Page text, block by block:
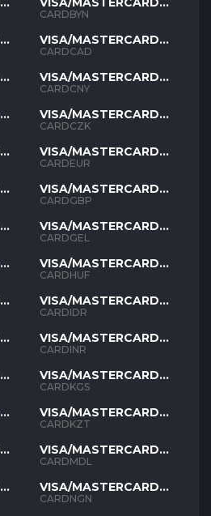
BYN
CARDBYN
VISA/MASTERCARD
CAD
CARDCAD
VISA/MASTERCARD
CNY
CARDCNY
VISA/MASTERCARD
CZK
CARDCZK
VISA/MASTERCARD
EUR
CARDEUR
VISA/MASTERCARD
GBP
CARDGBP
VISA/MASTERCARD
GEL
CARDGEL
VISA/MASTERCARD
HUF
CARDHUF
VISA/MASTERCARD
IDR
CARDIDR
VISA/MASTERCARD
INR
CARDINR
VISA/MASTERCARD
KGS
CARDKGS
VISA/MASTERCARD
KZT
CARDKZT
VISA/MASTERCARD
MDL
CARDMDL
VISA/MASTERCARD
NGN
CARDNGN